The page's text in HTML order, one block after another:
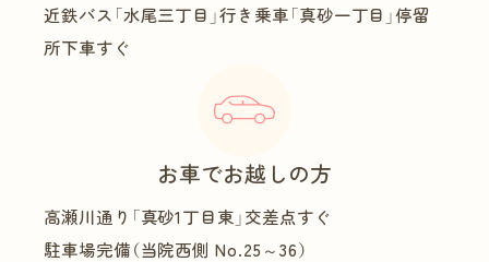
近鉄バス「水尾三丁目」行き乗車「真砂一丁目」停留
所下車すぐ
お車でお越しの方
高瀬川通り「真砂1丁目東」交差点すぐ
駐車場完備（当院西側 No.25～36）